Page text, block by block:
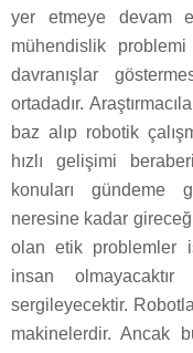
yer etmeye devam
mühendislik
davranışlar
ortadadır.
baz alıp robotik
hızlı gelişimi
konuları gündeme
neresine kadar
olan etik problemler
insan olmayacaktır
sergileyecektir.
makinelerdir. Ancak